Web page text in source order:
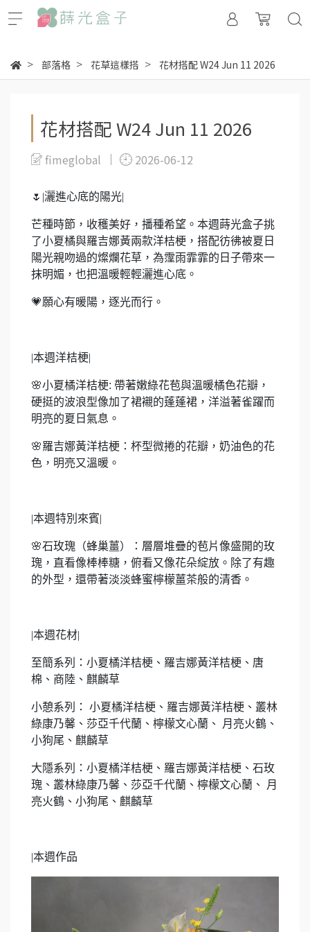
部落格 花草這樣搭 花材搭配 W24 Jun 11 2026
花材搭配 W24 Jun 11 2026
fimeglobal 2026-06-12
🌷|灑進心底的陽光|
芒種時節，收穫美好，播種希望。本週蒔光盒子挑
了小夏橘與羅吉娜黃兩款洋桔梗， 搭配彷彿被夏日
陽光親吻過的燦爛花草， 為霪雨霏霏的日子帶來一
抹明媚， 也把溫暖輕輕灑進心底。
💗願心有暖陽，逐光而行。
|本週洋桔梗|
🌸小夏橘洋桔梗: 帶著嫩綠花苞與溫暖橘色花瓣，
硬挺的波浪型像加了裙襯的蓬蓬裙，洋溢著雀躍而
明亮的夏日氣息。
🌸羅吉娜黃洋桔梗：杯型微捲的花瓣，奶油色的花
色，明亮又溫暖。
|本週特別來賓|
🌸石玫瑰（蜂巢薑）：層層堆疊的苞片像盛開的玫
瑰，直看像棒棒糖，俯看又像花朵綻放。除了有趣
的外型，還帶著淡淡蜂蜜檸檬薑茶般的清香。
|本週花材|
至簡系列：小夏橘洋桔梗、羅吉娜黃洋桔梗、唐
棉、商陸、麒麟草
小憩系列： 小夏橘洋桔梗、羅吉娜黃洋桔梗、叢林
綠康乃馨、莎亞千代蘭、檸檬文心蘭、 月亮火鶴、
小狗尾、麒麟草
大隱系列：小夏橘洋桔梗、羅吉娜黃洋桔梗、石玫
瑰、叢林綠康乃馨、莎亞千代蘭、檸檬文心蘭、 月
亮火鶴、小狗尾、麒麟草
|本週作品